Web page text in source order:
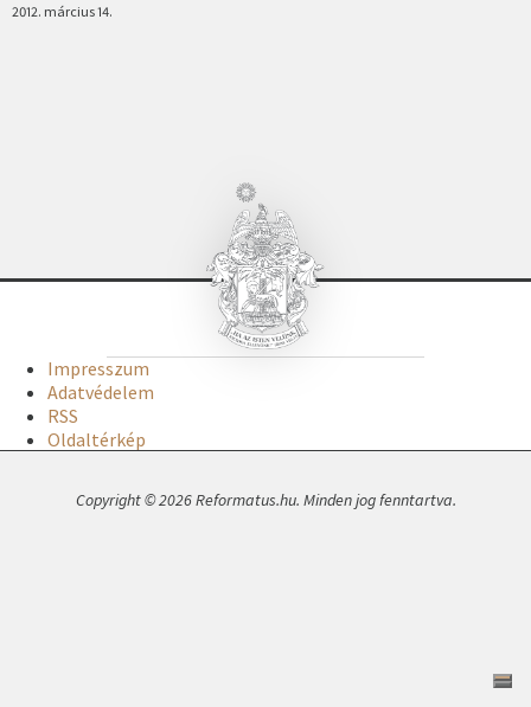
2012. március 14.
Impresszum
Adatvédelem
RSS
Oldaltérkép
Copyright © 2026 Reformatus.hu. Minden jog fenntartva.